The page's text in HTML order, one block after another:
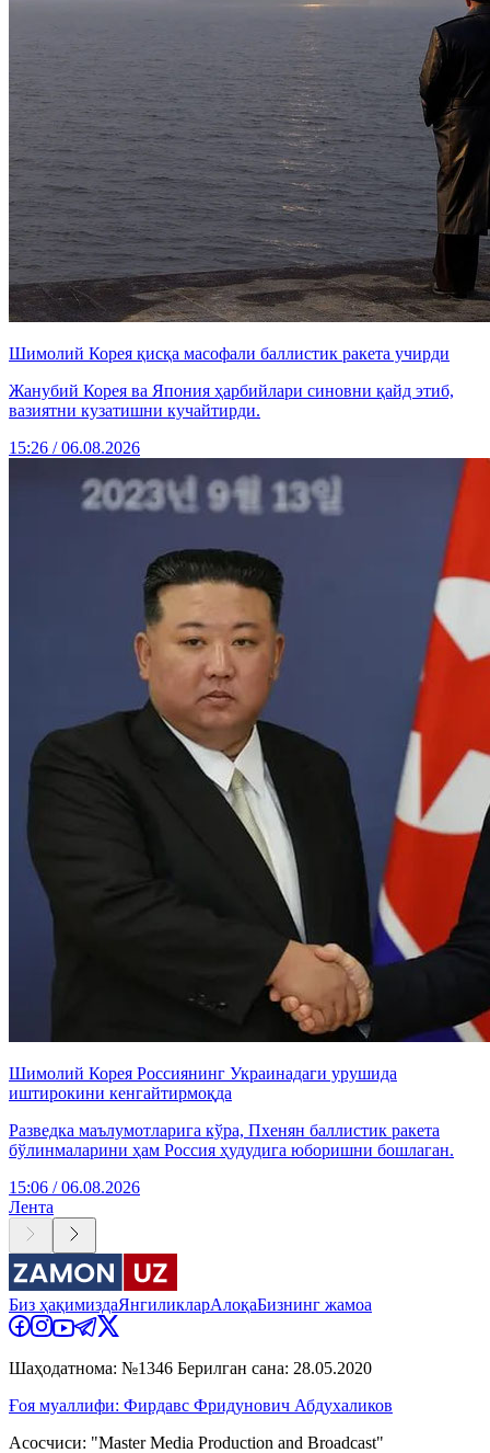
Шимолий Корея қисқа масофали баллистик ракета учирди
Жанубий Корея ва Япония ҳарбийлари синовни қайд этиб,
вазиятни кузатишни кучайтирди.
15:26 / 06.08.2026
Шимолий Корея Россиянинг Украинадаги урушида
иштирокини кенгайтирмоқда
Разведка маълумотларига кўра, Пхенян баллистик ракета
бўлинмаларини ҳам Россия ҳудудига юборишни бошлаган.
15:06 / 06.08.2026
Лента
Биз ҳақимиздаЯнгиликларАлоқаБизнинг жамоа
Шаҳодатнома: №1346 Берилган сана: 28.05.2020
Ғоя муаллифи: Фирдавс Фридунович Абдухаликов
Асосчиси: "Master Media Production and Broadcast"